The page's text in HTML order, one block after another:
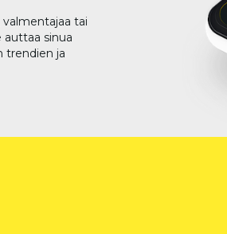
valmentajaa tai
auttaa sinua
trendien ja